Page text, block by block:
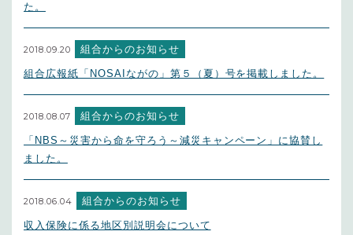
た。
2018.09.20 組合からのお知らせ
組合広報紙「NOSAIながの」第５（夏）号を掲載しました。
2018.08.07 組合からのお知らせ
「NBS～災害から命を守ろう～減災キャンペーン」に協賛し
ました。
2018.06.04 組合からのお知らせ
収入保険に係る地区別説明会について